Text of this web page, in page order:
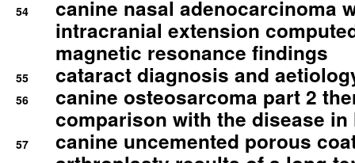
54
canine nasal adenocarcinoma
intracranial extension
magnetic resonance findings
55 cataract diagnosis and
56
canine osteosarcoma part 2
comparison with the disease in
57
canine uncemented porous